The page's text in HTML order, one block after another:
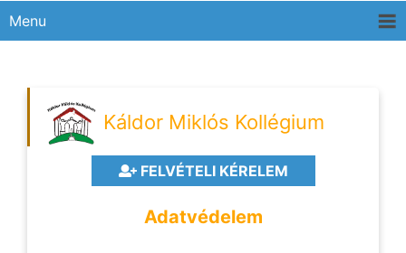
Menu
Káldor Miklós Kollégium
FELVÉTELI KÉRELEM
Adatvédelem